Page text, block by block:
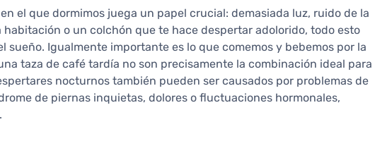
el que dormimos juega un papel crucial: demasiada luz, ruido de la
o un colchón que te hace despertar adolorido, todo esto
Igualmente importante es lo que comemos y bebemos por la
taza de café tardía no son precisamente la combinación ideal para
nocturnos también pueden ser causados por problemas de
de piernas inquietas, dolores o fluctuaciones hormonales,